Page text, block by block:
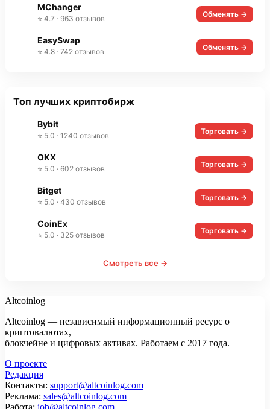
MChanger
⭐ 4.7 · 963 отзывов Обменять →
EasySwap
⭐ 4.8 · 742 отзывов Обменять →
Топ лучших криптобирж
Bybit
⭐ 5.0 · 1240 отзывов Торговать →
OKX
⭐ 5.0 · 602 отзывов Торговать →
Bitget
⭐ 5.0 · 430 отзывов Торговать →
CoinEx
⭐ 5.0 · 325 отзывов Торговать →
Смотреть все →
Altcoinlog
Altcoinlog — независимый информационный ресурс о
криптовалютах,
блокчейне и цифровых активах. Работаем с 2017 года.
О проекте
Редакция
Контакты: support@altcoinlog.com
Реклама: sales@altcoinlog.com